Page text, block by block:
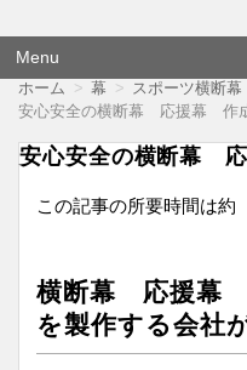
オウエンダンマク
Menu
ホーム 幕
スポーツ横断
安心安全の横断幕 応援幕 作
安心安全の横断幕
この記事の所要時間は約
横断幕 応援幕
を製作する会社